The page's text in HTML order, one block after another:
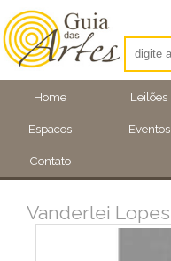
Home Leilões
Espacos Eventos
Contato
Vanderlei Lopes